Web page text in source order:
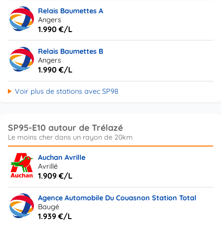
Relais Baumettes A
Angers
1.990 €/L
Relais Baumettes B
Angers
1.990 €/L
Voir plus de stations avec SP98
SP95-E10 autour de Trélazé
Auchan Avrille
Avrillé
1.909 €/L
Agence Automobile Du Couasnon Station Total
Baugé
1.939 €/L